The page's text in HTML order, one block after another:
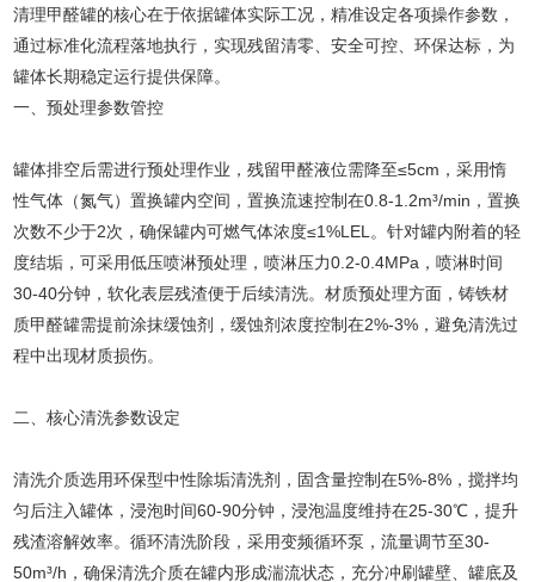
清理甲醛罐的核心在于依据罐体实际工况，精准设定各项操作参数，
通过标准化流程落地执行，实现残留清零、安全可控、环保达标，为
罐体长期稳定运行提供保障。
一、预处理参数管控
罐体排空后需进行预处理作业，残留甲醛液位需降至≤5cm，采用惰
性气体（氮气）置换罐内空间，置换流速控制在0.8-1.2m³/min，置换
次数不少于2次，确保罐内可燃气体浓度≤1%LEL。针对罐内附着的轻
度结垢，可采用低压喷淋预处理，喷淋压力0.2-0.4MPa，喷淋时间
30-40分钟，软化表层残渣便于后续清洗。材质预处理方面，铸铁材
质甲醛罐需提前涂抹缓蚀剂，缓蚀剂浓度控制在2%-3%，避免清洗过
程中出现材质损伤。
二、核心清洗参数设定
清洗介质选用环保型中性除垢清洗剂，固含量控制在5%-8%，搅拌均
匀后注入罐体，浸泡时间60-90分钟，浸泡温度维持在25-30℃，提升
残渣溶解效率。循环清洗阶段，采用变频循环泵，流量调节至30-
50m³/h，确保清洗介质在罐内形成湍流状态，充分冲刷罐壁、罐底及